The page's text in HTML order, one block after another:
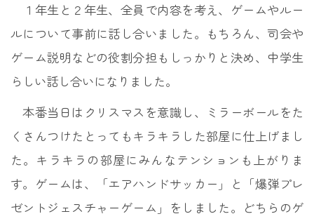
１年生と２年生、全員で内容を考え、ゲームやルー
ルについて事前に話し合いました。もちろん、司会や
ゲーム説明などの役割分担もしっかりと決め、中学生
らしい話し合いになりました。
本番当日はクリスマスを意識し、ミラーボールをた
くさんつけたとってもキラキラした部屋に仕上げまし
た。キラキラの部屋にみんなテンションも上がりま
す。ゲームは、「エアハンドサッカー」と「爆弾プレ
ゼントジェスチャーゲーム」をしました。どちらのゲ